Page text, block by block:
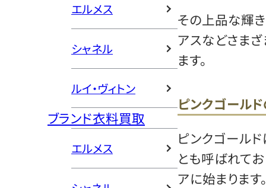
エルメス
シャネル
ルイ・ヴィトン
ブランド衣料買取
エルメス
その上品な輝き
アスなどさま
ます。
ピンクゴール
ピンクゴール
とも呼ばれて
アに始まります